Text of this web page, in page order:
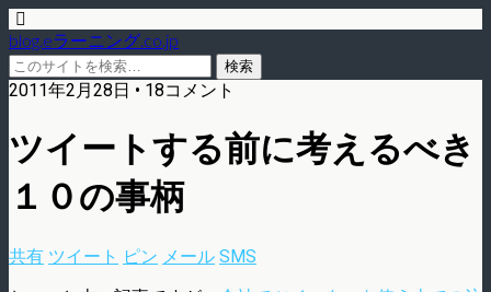
blog.eラーニング.co.jp
2011年2月28日 • 18コメント
ツイートする前に考えるべき
１０の事柄
共有 ツイート ピン メール SMS